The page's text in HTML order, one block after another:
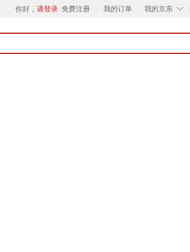
你好， 请登录 免费注册 我的订单 ◇
我的京东